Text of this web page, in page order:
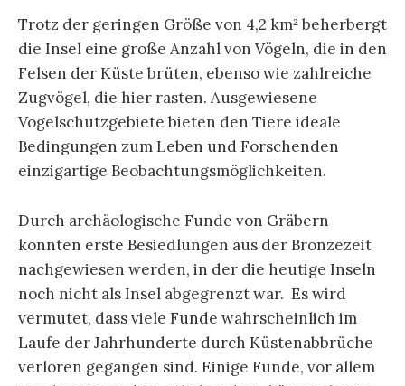
Trotz der geringen Größe von 4,2 km² beherbergt
die Insel eine große Anzahl von Vögeln, die in den
Felsen der Küste brüten, ebenso wie zahlreiche
Zugvögel, die hier rasten. Ausgewiesene
Vogelschutzgebiete bieten den Tiere ideale
Bedingungen zum Leben und Forschenden
einzigartige Beobachtungsmöglichkeiten.
Durch archäologische Funde von Gräbern
konnten erste Besiedlungen aus der Bronzezeit
nachgewiesen werden, in der die heutige Inseln
noch nicht als Insel abgegrenzt war. Es wird
vermutet, dass viele Funde wahrscheinlich im
Laufe der Jahrhunderte durch Küstenabbrüche
verloren gegangen sind. Einige Funde, vor allem